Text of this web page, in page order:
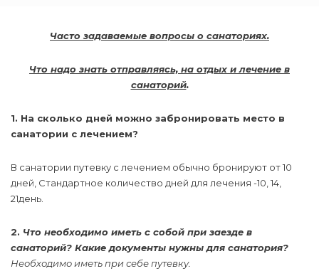
Часто задаваемые вопросы о санаториях.
Что надо знать отправляясь, на отдых и лечение в
санаторий.
1. На сколько дней можно забронировать место в
санатории с лечением?
В санатории путевку с лечением обычно бронируют от 10
дней, Стандартное количество дней для лечения -10, 14,
21день.
2. Что необходимо иметь с собой при заезде в
санаторий? Какие документы нужны для санатория?
Необходимо иметь при себе путевку.